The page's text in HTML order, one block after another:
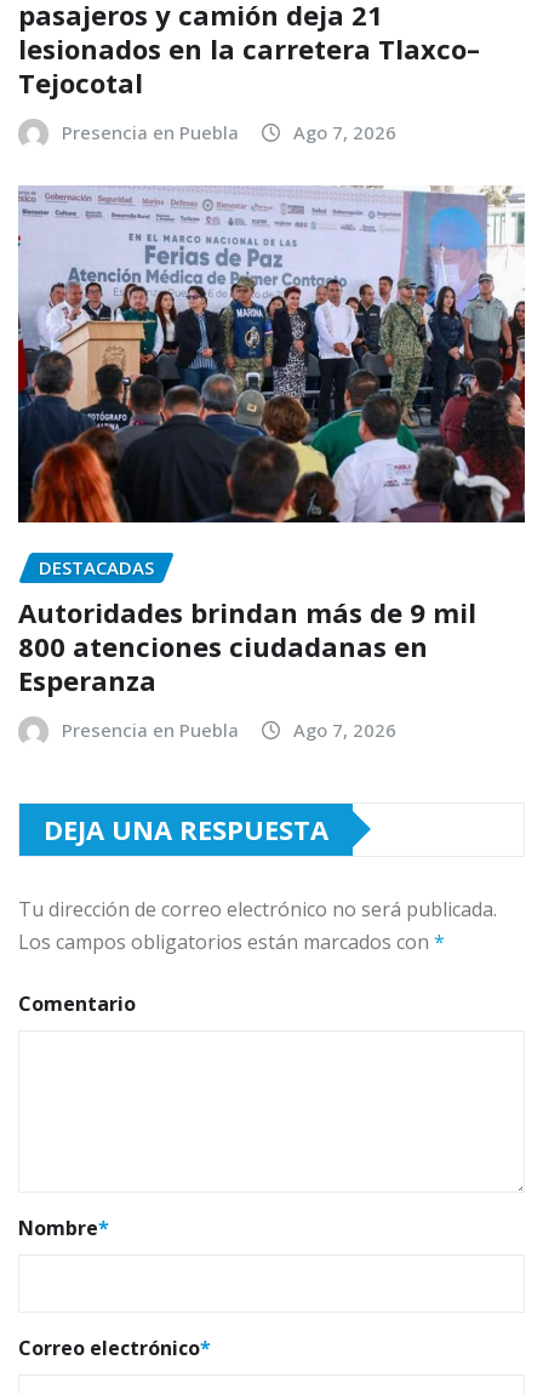
pasajeros y camión deja 21
lesionados en la carretera Tlaxco–
Tejocotal
Presencia en Puebla Ago 7, 2026
DESTACADAS
Autoridades brindan más de 9 mil
800 atenciones ciudadanas en
Esperanza
Presencia en Puebla Ago 7, 2026
DEJA UNA RESPUESTA
Tu dirección de correo electrónico no será publicada.
Los campos obligatorios están marcados con *
Comentario
Nombre*
Correo electrónico*